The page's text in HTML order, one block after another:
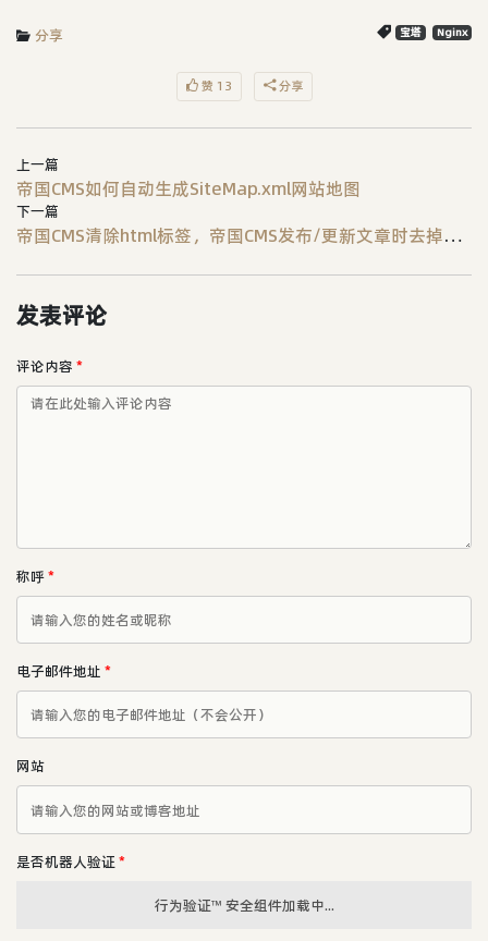
分享 宝塔 Nginx
赞 13 分享
上一篇
帝国CMS如何自动生成SiteMap.xml网站地图
下一篇
帝国CMS清除html标签，帝国CMS发布/更新文章时去掉内容所带站外链接的功能代码...
发表评论
评论内容 *
称呼*
电子邮件地址 *
网站
是否机器人验证 *
行为验证™ 安全组件加载中...